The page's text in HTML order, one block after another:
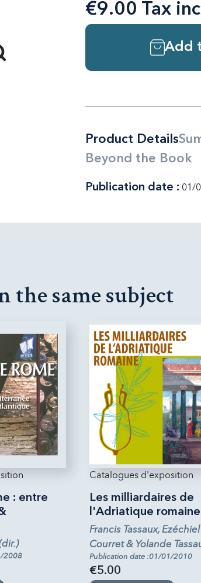
€9.00 Tax
Add
Product Details
Beyond the Book
Publication date : 01/
the same subject
: entre
2008
Catalogues d'exposition
Les milliardaires de
l'Adriatique romaine
Francis Tassaux,
Courret & Yolande
Publication date :01/01/2010
€5.00